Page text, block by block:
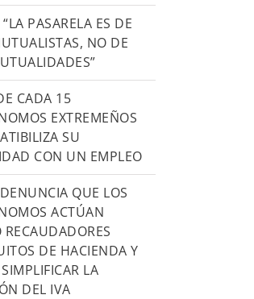
PASARELA ES DE
NO DE
CADA 15
EXTREMEÑOS
SU
CON UN EMPLEO
QUE LOS
ACTÚAN
RECAUDADORES
DE HACIENDA Y
LA
DEL IVA